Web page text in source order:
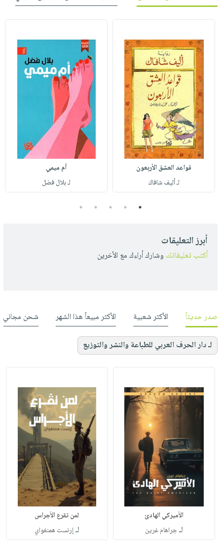
قواعد العشق الأربعون
لـ أليف شافاك
أم ميمي
لـ بلال فضل
1
2
3
4
5
أبرز التعليقات
أكتب تعليقاتك وشارك أراءك مع الأخرين
صدر حديثاً الأكثر شعبية الأكثر مبيعاً هذا الشهر شحن مجاني
لـ دار الحرف العربي للطباعة والنشر والتوزيع
الأميركي الهادئ
لـجراهام غرين
لمن تقرع الأجراس
لـإرنست همنغواي